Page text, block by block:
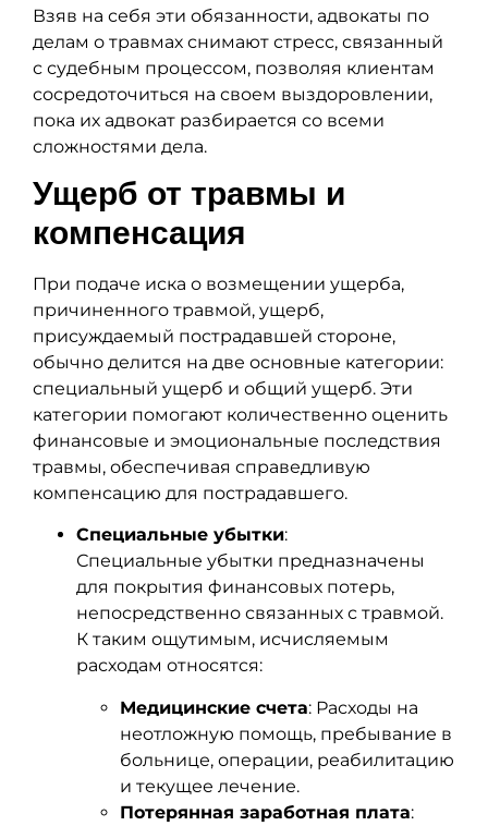
Взяв на себя эти обязанности, адвокаты по
делам о травмах снимают стресс, связанный
с судебным процессом, позволяя клиентам
сосредоточиться на своем выздоровлении,
пока их адвокат разбирается со всеми
сложностями дела.
Ущерб от травмы и
компенсация
При подаче иска о возмещении ущерба,
причиненного травмой, ущерб,
присуждаемый пострадавшей стороне,
обычно делится на две основные категории:
специальный ущерб и общий ущерб. Эти
категории помогают количественно оценить
финансовые и эмоциональные последствия
травмы, обеспечивая справедливую
компенсацию для пострадавшего.
Специальные убытки:
Специальные убытки предназначены
для покрытия финансовых потерь,
непосредственно связанных с травмой.
К таким ощутимым, исчисляемым
расходам относятся:
Медицинские счета: Расходы на
неотложную помощь, пребывание в
больнице, операции, реабилитацию
и текущее лечение.
Потерянная заработная плата: